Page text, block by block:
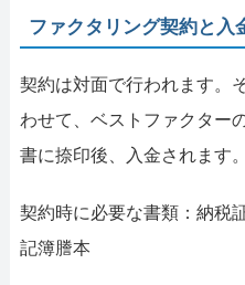
ファクタリング契約と入
契約は対面で行われます。
わせて、ベストファクター
書に捺印後、入金されます。
契約時に必要な書類：納税
記簿謄本